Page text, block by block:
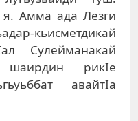
Амма ада Лезги
кьисметдикай
Сулейманакай
шаирдин рикIе
авайтIа